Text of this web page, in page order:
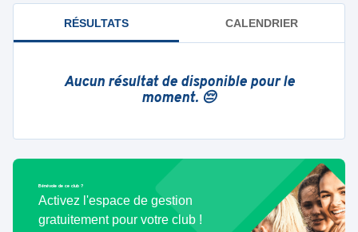
RÉSULTATS CALENDRIER
Aucun résultat de disponible pour le
moment. 😔
Bénévole de ce club ?
Activez l'espace de gestion
gratuitement pour votre club !